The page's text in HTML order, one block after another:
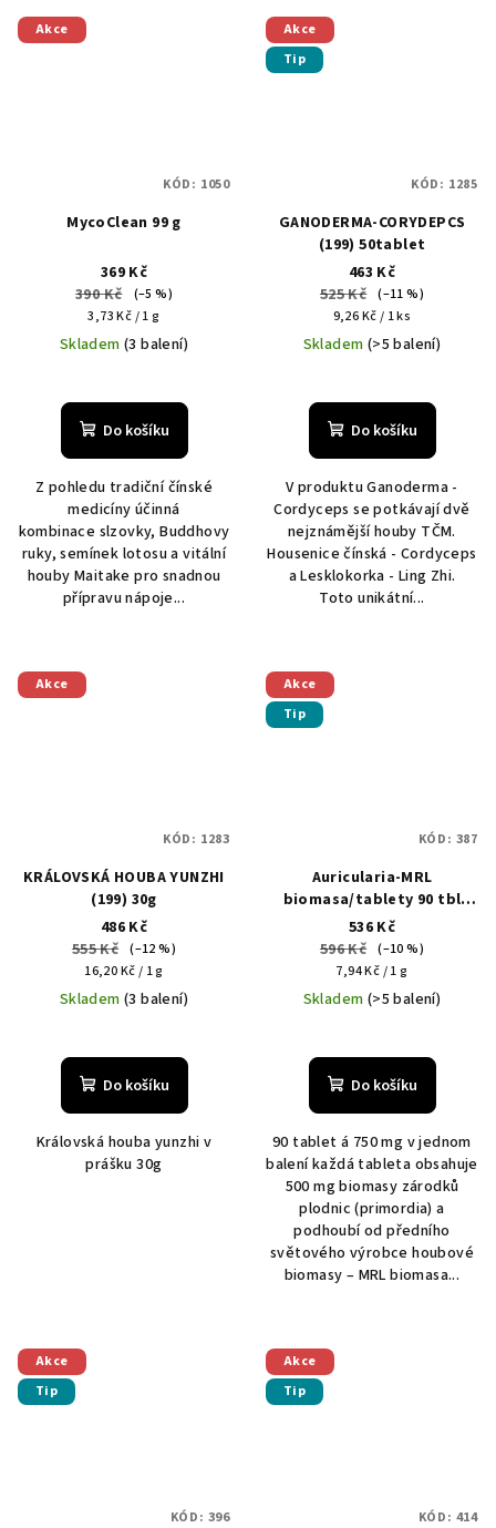
Akce
MycoClean 99 g
369 Kč
390 Kč
(–5 %)
Měrná
cena:
3,73 Kč / 1 g
Skladem(3 balení)
Do košíku
Z pohledu tradiční čínské
medicíny účinná
kombinace slzovky, Buddhovy
ruky, semínek lotosu a vitální
houby Maitake pro snadnou
přípravu nápoje...
KÓD: 1050
Akce
Tip
GANODERMA-CORYDEPCS
(199) 50tablet
463 Kč
525 Kč (–11 %)
Měrná
cena:
9,26 Kč / 1 ks
Skladem (>5 balení)
Do košíku
V produktu Ganoderma -
Cordyceps se potkávají dvě
nejznámější houby TČM.
Housenice čínská - Cordyceps
a Lesklokorka - Ling Zhi.
Toto unikátní...
KÓD: 1285
Akce
KRÁLOVSKÁ HOUBA YUNZHI
(199) 30g
486 Kč
555 Kč (–12 %)
Měrná
cena:
16,20 Kč / 1 g
Skladem(3 balení)
Do košíku
Královská houba yunzhi v
prášku 30g
KÓD: 1283
Akce
Tip
Auricularia-MRL
biomasa/tablety 90 tbl
(MRLauri)
536 Kč
596 Kč (–10 %)
Měrná
cena:
7,94 Kč / 1 g
Skladem (>5 balení)
Do košíku
90 tablet á 750 mg v jednom
balení každá tableta obsahuje
500 mg biomasy zárodků
plodnic (primordia) a
podhoubí od předního
světového výrobce houbové
biomasy – MRL biomasa...
KÓD: 387
Akce
Tip
KÓD: 396
Akce
Tip
KÓD: 414